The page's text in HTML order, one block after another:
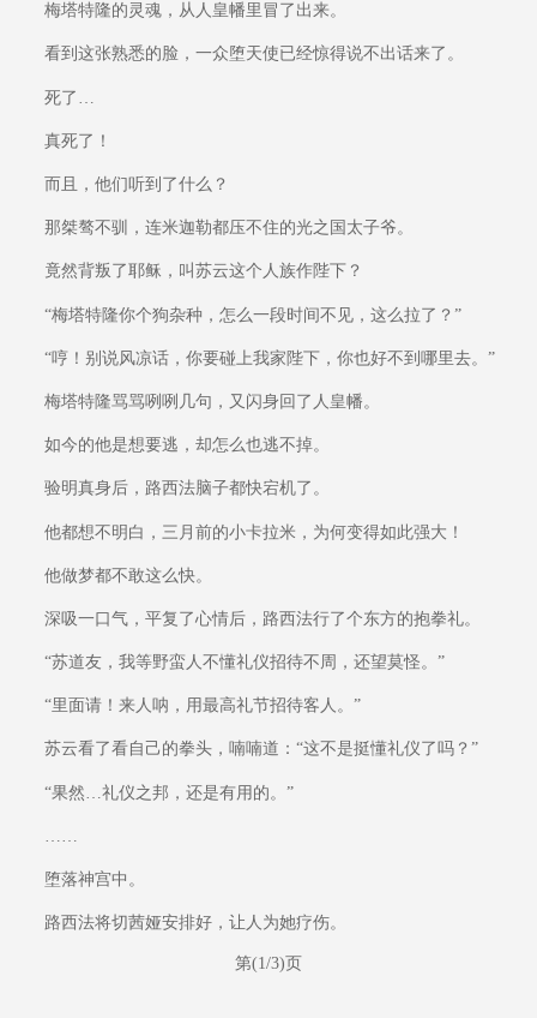
梅塔特隆的灵魂，从人皇幡里冒了出来。
看到这张熟悉的脸，一众堕天使已经惊得说不出话来了。
死了…
真死了！
而且，他们听到了什么？
那桀骜不驯，连米迦勒都压不住的光之国太子爷。
竟然背叛了耶稣，叫苏云这个人族作陛下？
“梅塔特隆你个狗杂种，怎么一段时间不见，这么拉了？”
“哼！别说风凉话，你要碰上我家陛下，你也好不到哪里去。”
梅塔特隆骂骂咧咧几句，又闪身回了人皇幡。
如今的他是想要逃，却怎么也逃不掉。
验明真身后，路西法脑子都快宕机了。
他都想不明白，三月前的小卡拉米，为何变得如此强大！
他做梦都不敢这么快。
深吸一口气，平复了心情后，路西法行了个东方的抱拳礼。
“苏道友，我等野蛮人不懂礼仪招待不周，还望莫怪。”
“里面请！来人呐，用最高礼节招待客人。”
苏云看了看自己的拳头，喃喃道：“这不是挺懂礼仪了吗？”
“果然…礼仪之邦，还是有用的。”
堕落神宫中。
路西法将切茜娅安排好，让人为她疗伤。
第(1/3)页